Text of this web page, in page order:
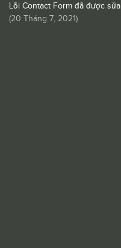
Lỗi Contact Form đã được sửa
(20 Tháng 7, 2021)